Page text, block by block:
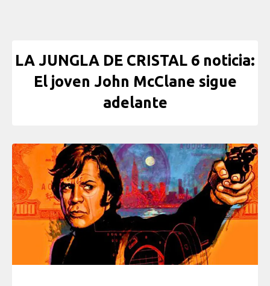
LA JUNGLA DE CRISTAL 6 noticia:
El joven John McClane sigue
adelante